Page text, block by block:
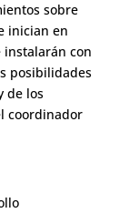
sobre
inician en
instalarán con
posibilidades
de los
coordinador